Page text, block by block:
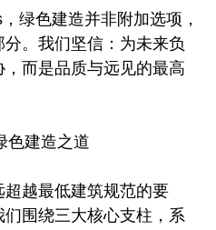
绿色建造并非附加选项，
。我们坚信：为未来负
而是品质与远见的最高
色建造之道
越最低建筑规范的要
围绕三大核心支柱，系